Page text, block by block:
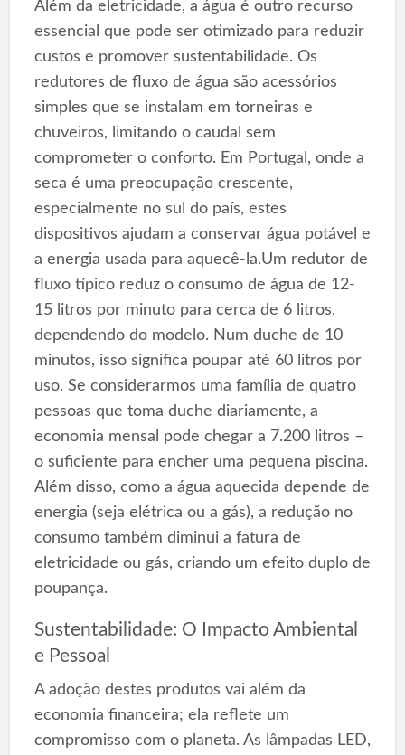
Além da eletricidade, a água é outro recurso
essencial que pode ser otimizado para reduzir
custos e promover sustentabilidade. Os
redutores de fluxo de água são acessórios
simples que se instalam em torneiras e
chuveiros, limitando o caudal sem
comprometer o conforto. Em Portugal, onde a
seca é uma preocupação crescente,
especialmente no sul do país, estes
dispositivos ajudam a conservar água potável e
a energia usada para aquecê-la.Um redutor de
fluxo típico reduz o consumo de água de 12-
15 litros por minuto para cerca de 6 litros,
dependendo do modelo. Num duche de 10
minutos, isso significa poupar até 60 litros por
uso. Se considerarmos uma família de quatro
pessoas que toma duche diariamente, a
economia mensal pode chegar a 7.200 litros –
o suficiente para encher uma pequena piscina.
Além disso, como a água aquecida depende de
energia (seja elétrica ou a gás), a redução no
consumo também diminui a fatura de
eletricidade ou gás, criando um efeito duplo de
poupança.
Sustentabilidade: O Impacto Ambiental
e Pessoal
A adoção destes produtos vai além da
economia financeira; ela reflete um
compromisso com o planeta. As lâmpadas LED,